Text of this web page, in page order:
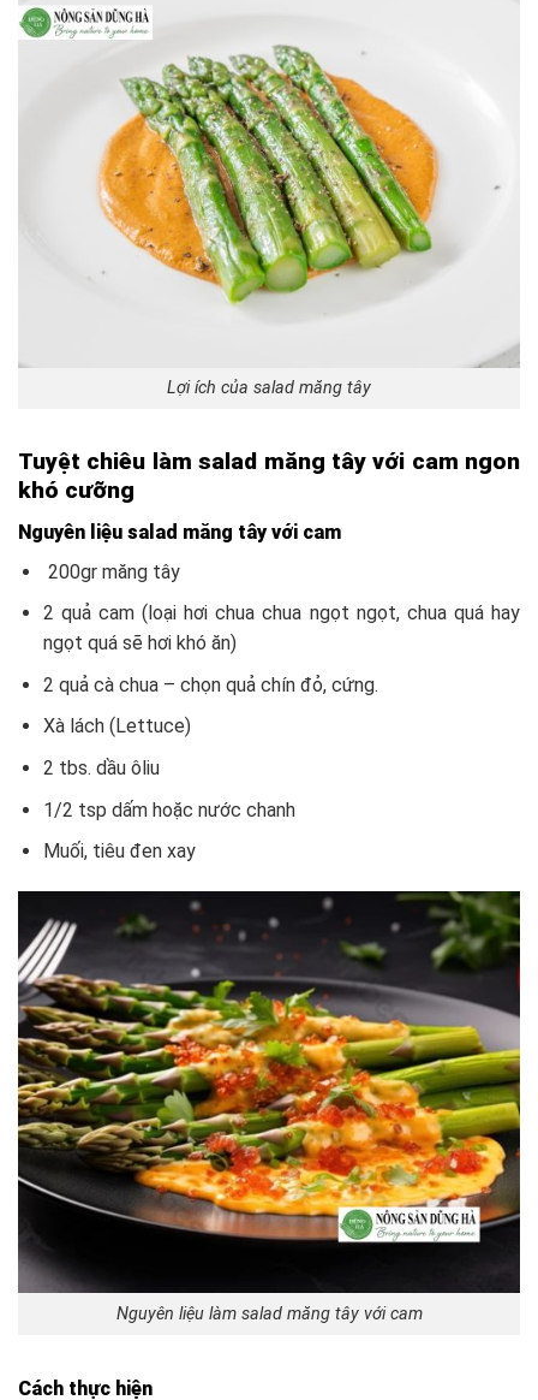
Lợi ích của salad măng tây
Tuyệt chiêu làm salad măng tây với cam ngon
khó cưỡng
Nguyên liệu salad măng tây với cam
200gr măng tây
2 quả cam (loại hơi chua chua ngọt ngọt, chua quá hay
ngọt quá sẽ hơi khó ăn)
2 quả cà chua – chọn quả chín đỏ, cứng.
Xà lách (Lettuce)
2 tbs. dầu ôliu
1/2 tsp dấm hoặc nước chanh
Muối, tiêu đen xay
Nguyên liệu làm salad măng tây với cam
Cách thực hiện